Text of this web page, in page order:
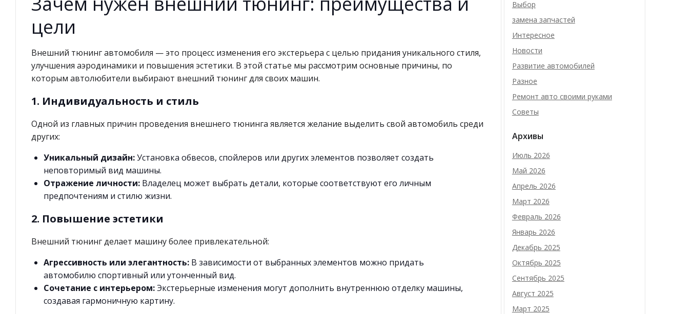
цели
Внешний тюнинг автомобиля — это процесс изменения его экстерьера с целью придания уникального стиля,
улучшения аэродинамики и повышения эстетики. В этой статье мы рассмотрим основные причины, по
которым автолюбители выбирают внешний тюнинг для своих машин.
1. Индивидуальность и стиль
Одной из главных причин проведения внешнего тюнинга является желание выделить свой автомобиль среди
других:
Уникальный дизайн:Установка обвесов, спойлеров или других элементов позволяет создать
неповторимый вид машины.
Отражение личности: Владелец может выбрать детали, которые соответствуют его личным
предпочтениям и стилю жизни.
2. Повышение эстетики
Внешний тюнинг делает машину более привлекательной:
Агрессивность или элегантность: В зависимости от выбранных элементов можно придать
автомобилю спортивный или утонченный вид.
Сочетание с интерьером:Экстерьерные изменения могут дополнить внутреннюю отделку машины,
создавая гармоничную картину.
Выбор
замена запчастей
Интересное
Новости
Развитие автомобилей
Разное
Ремонт авто своими руками
Советы
Архивы
Июль 2026
Май 2026
Апрель 2026
Март 2026
Февраль 2026
Январь 2026
Декабрь 2025
Октябрь 2025
Сентябрь 2025
Август 2025
Март 2025